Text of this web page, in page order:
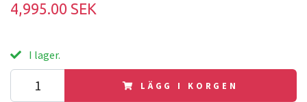
4,995.00 SEK
I lager.
LÄGG I KORGEN